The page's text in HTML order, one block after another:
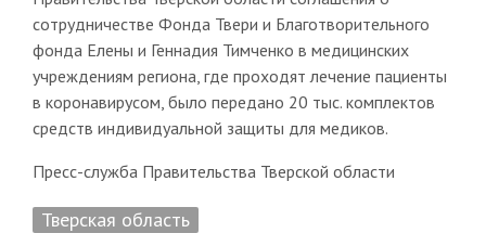
сотрудничестве Фонда Твери и Благотворительного
фонда Елены и Геннадия Тимченко в медицинских
учреждениям региона, где проходят лечение пациенты
в коронавирусом, было передано 20 тыс. комплектов
средств индивидуальной защиты для медиков.
Пресс-служба Правительства Тверской области
Тверская область